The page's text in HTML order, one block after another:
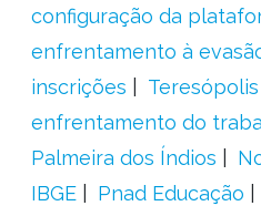
configuração da
enfrentamento à
inscrições
Teresópolis
enfrentamento do
Palmeira dos Índios
IBGE
Pnad Educação